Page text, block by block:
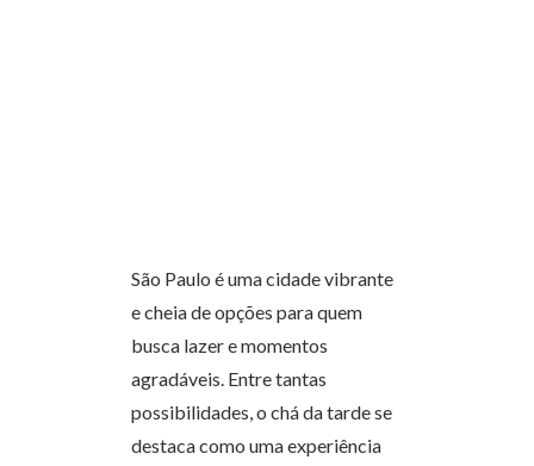
São Paulo é uma cidade vibrante
e cheia de opções para quem
busca lazer e momentos
agradáveis. Entre tantas
possibilidades, o chá da tarde se
destaca como uma experiência